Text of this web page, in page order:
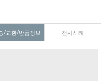
/교환/반품정보 전시사례